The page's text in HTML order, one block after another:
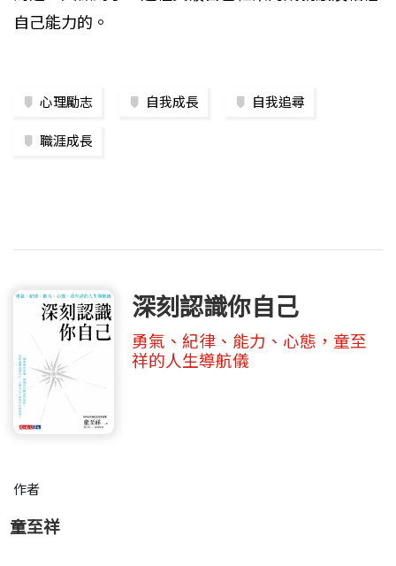
自己能力的。
心理勵志 自我成長 自我追尋
職涯成長
深刻認識你自己
勇氣、紀律、能力、心態，童至
祥的人生導航儀
作者
童至祥